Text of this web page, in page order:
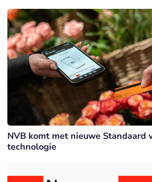
NVB komt met nieuwe Standaard
technologie